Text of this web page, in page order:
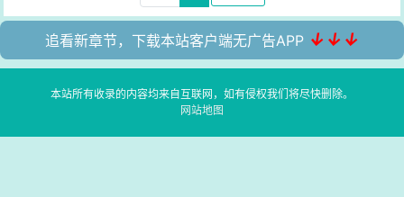
追看新章节，下载本站客户端无广告APP ↓↓↓
本站所有收录的内容均来自互联网，如有侵权我们将尽快删除。
网站地图